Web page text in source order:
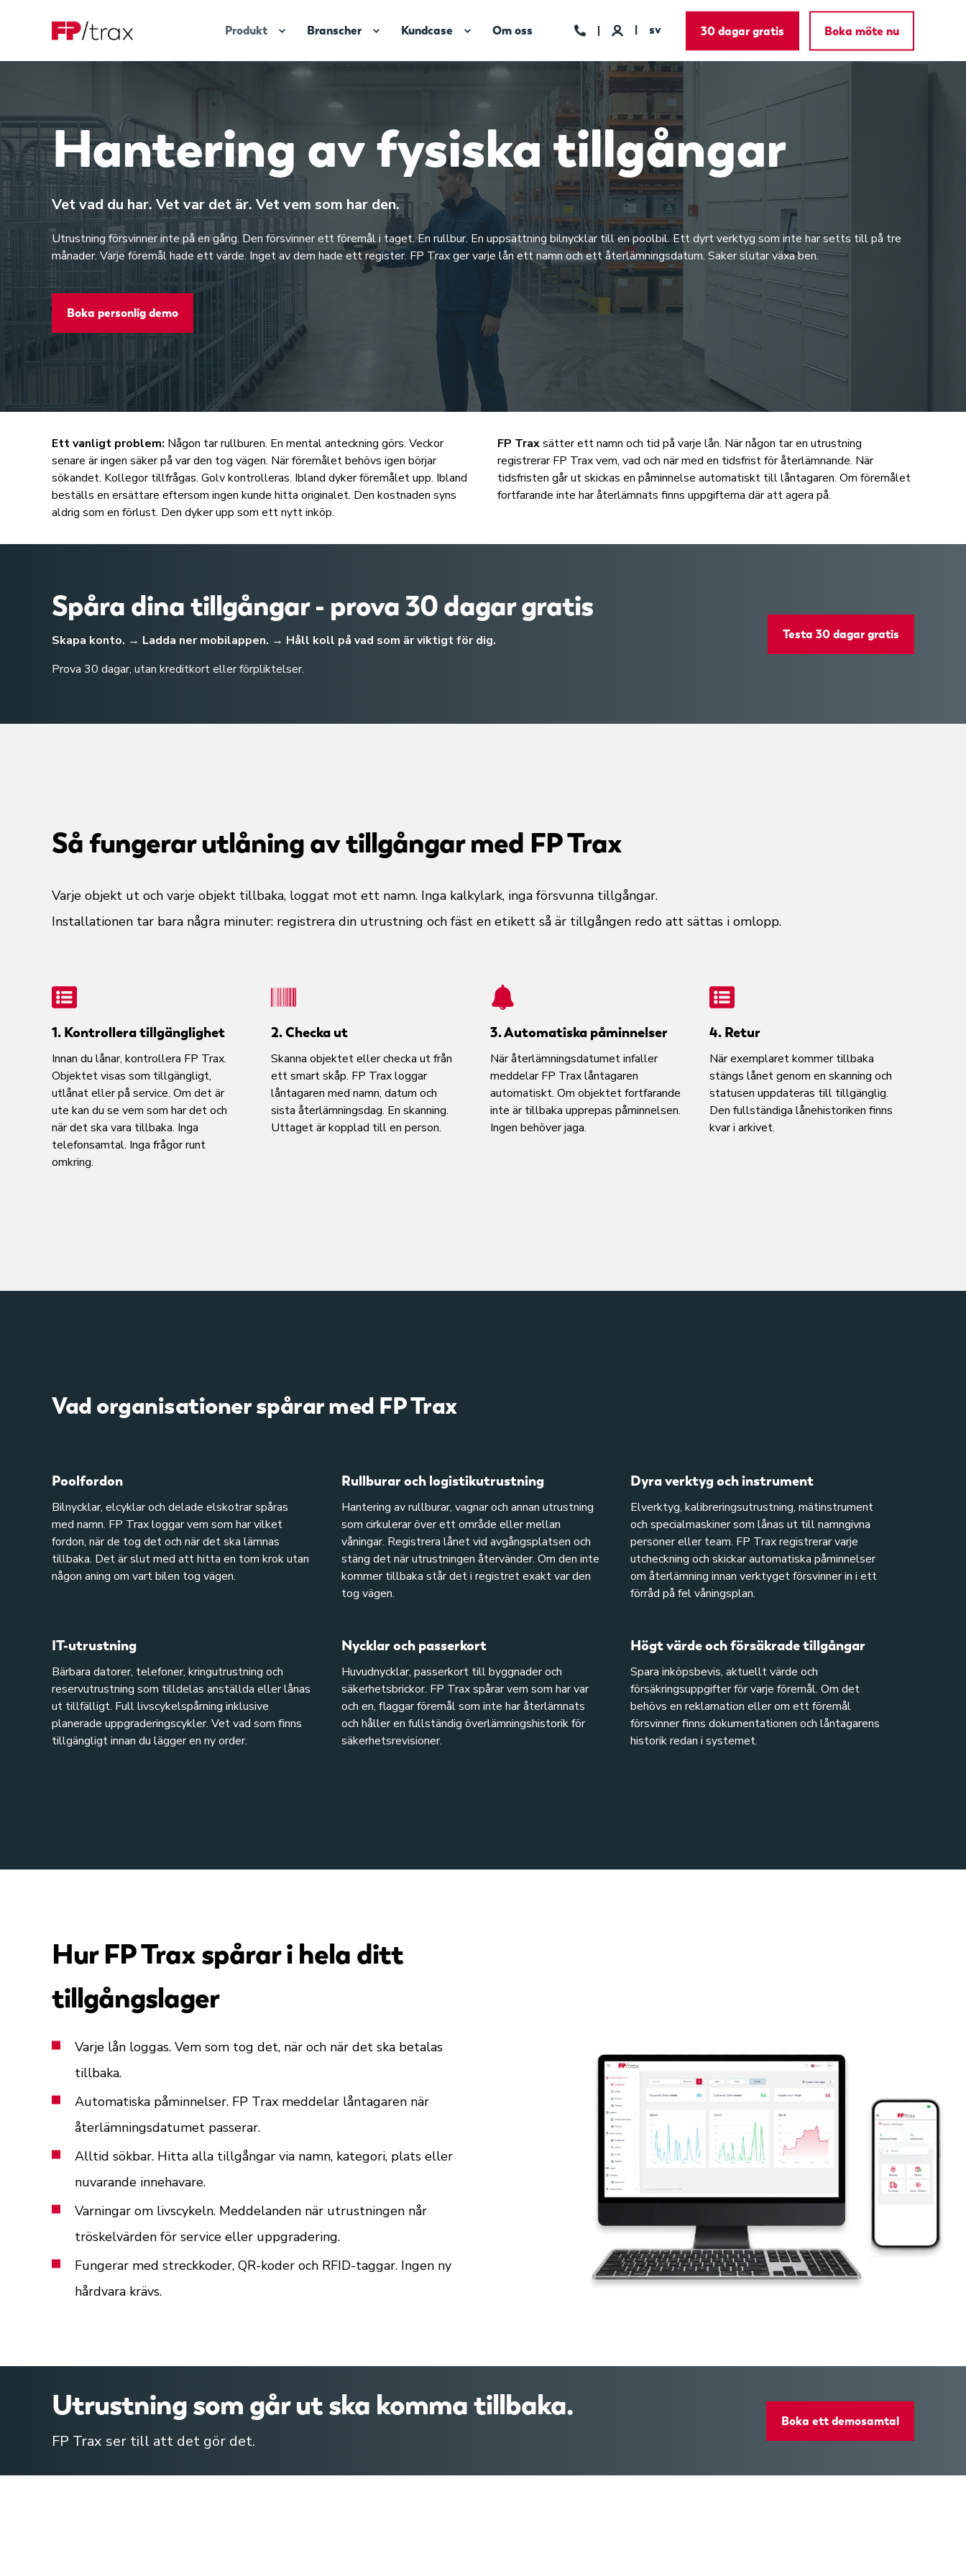
Produkt Branscher Kundcase Om oss sv 30 dagar gratis Boka möte nu
Hantering av fysiska tillgångar
Vet vad du har. Vet var det är. Vet vem som har den.
Utrustning försvinner inte på en gång. Den försvinner ett föremål i taget. En rullbur. En uppsättning bilnycklar till en poolbil. Ett dyrt verktyg som inte har setts till på tre
månader. Varje föremål hade ett värde. Inget av dem hade ett register. FP Trax ger varje lån ett namn och ett återlämningsdatum. Saker slutar växa ben.
Boka personlig demo
Ett vanligt problem: Någon tar rullburen. En mental anteckning görs. Veckor
senare är ingen säker på var den tog vägen. När föremålet behövs igen börjar
sökandet. Kollegor tillfrågas. Golv kontrolleras. Ibland dyker föremålet upp. Ibland
beställs en ersättare eftersom ingen kunde hitta originalet. Den kostnaden syns
aldrig som en förlust. Den dyker upp som ett nytt inköp.
FP Traxsätter ett namn och tid på varje lån. När någon tar en utrustning
registrerar FP Trax vem, vad och när med en tidsfrist för återlämnande. När
tidsfristen går ut skickas en påminnelse automatiskt till låntagaren. Om föremålet
fortfarande inte har återlämnats finns uppgifterna där att agera på.
Spåra dina tillgångar - prova 30 dagar gratis
Skapa konto. → Ladda ner mobilappen. → Håll koll på vad som är viktigt för dig.
Prova 30 dagar, utan kreditkort eller förpliktelser.
Testa 30 dagar gratis
Så fungerar utlåning av tillgångar med FP Trax
Varje objekt ut och varje objekt tillbaka, loggat mot ett namn. Inga kalkylark, inga försvunna tillgångar.
Installationen tar bara några minuter: registrera din utrustning och fäst en etikett så är tillgången redo att sättas i omlopp.
1. Kontrollera tillgänglighet
Innan du lånar, kontrollera FP Trax.
Objektet visas som tillgängligt,
utlånat eller på service. Om det är
ute kan du se vem som har det och
när det ska vara tillbaka. Inga
telefonsamtal. Inga frågor runt
omkring.
2. Checka ut
Skanna objektet eller checka ut från
ett smart skåp. FP Trax loggar
låntagaren med namn, datum och
sista återlämningsdag. En skanning.
Uttaget är kopplad till en person.
3. Automatiska påminnelser
När återlämningsdatumet infaller
meddelar FP Trax låntagaren
automatiskt. Om objektet fortfarande
inte är tillbaka upprepas påminnelsen.
Ingen behöver jaga.
4. Retur
När exemplaret kommer tillbaka
stängs lånet genom en skanning och
statusen uppdateras till tillgänglig.
Den fullständiga lånehistoriken finns
kvar i arkivet.
Vad organisationer spårar med FP Trax
Poolfordon
Bilnycklar, elcyklar och delade elskotrar spåras
med namn. FP Trax loggar vem som har vilket
fordon, när de tog det och när det ska lämnas
tillbaka. Det är slut med att hitta en tom krok utan
någon aning om vart bilen tog vägen.
Rullburar och logistikutrustning
Hantering av rullburar, vagnar och annan utrustning
som cirkulerar över ett område eller mellan
våningar. Registrera lånet vid avgångsplatsen och
stäng det när utrustningen återvänder. Om den inte
kommer tillbaka står det i registret exakt var den
tog vägen.
Dyra verktyg och instrument
Elverktyg, kalibreringsutrustning, mätinstrument
och specialmaskiner som lånas ut till namngivna
personer eller team. FP Trax registrerar varje
utcheckning och skickar automatiska påminnelser
om återlämning innan verktyget försvinner in i ett
förråd på fel våningsplan.
IT-utrustning
Bärbara datorer, telefoner, kringutrustning och
reservutrustning som tilldelas anställda eller lånas
ut tillfälligt. Full livscykelspårning inklusive
planerade uppgraderingscykler. Vet vad som finns
tillgängligt innan du lägger en ny order.
Nycklar och passerkort
Huvudnycklar, passerkort till byggnader och
säkerhetsbrickor. FP Trax spårar vem som har var
och en, flaggar föremål som inte har återlämnats
och håller en fullständig överlämningshistorik för
säkerhetsrevisioner.
Högt värde och försäkrade tillgångar
Spara inköpsbevis, aktuellt värde och
försäkringsuppgifter för varje föremål. Om det
behövs en reklamation eller om ett föremål
försvinner finns dokumentationen och låntagarens
historik redan i systemet.
Hur FP Trax spårar i hela ditt
tillgångslager
Varje lån loggas. Vem som tog det, när och när det ska betalas
tillbaka.
Automatiska påminnelser. FP Trax meddelar låntagaren när
återlämningsdatumet passerar.
Alltid sökbar. Hitta alla tillgångar via namn, kategori, plats eller
nuvarande innehavare.
Varningar om livscykeln. Meddelanden när utrustningen når
tröskelvärden för service eller uppgradering.
Fungerar med streckkoder, QR-koder och RFID-taggar. Ingen ny
hårdvara krävs.
Utrustning som går ut ska komma tillbaka.
FP Trax ser till att det gör det.
Boka ett demosamtal